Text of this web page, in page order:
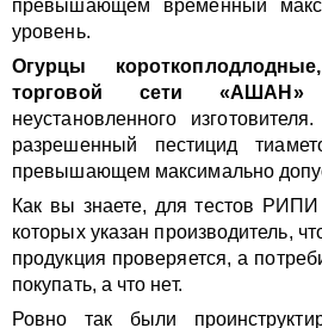
превышающем временный
уровень.
Огурцы
торговой сети «АШАН»
неустановленного
разрешенный пестицид
превышающем максимально
Как вы знаете, для тестов РИПИ
которых указан производитель,
продукция проверяется, а
покупать, а что нет.
Ровно так были